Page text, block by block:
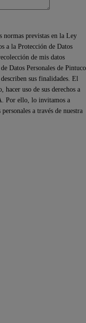
normas previstas en la Ley
a la Protección de Datos
de mis datos
Datos Personales de Pintuco
sus finalidades. El
uso de sus derechos a
Por ello, lo invitamos a
a través de nuestra